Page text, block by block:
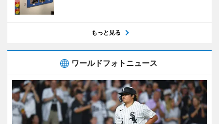
もっと見る
ワールドフォトニュース